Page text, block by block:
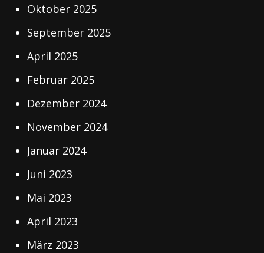
Oktober 2025
September 2025
April 2025
Februar 2025
Dezember 2024
November 2024
Januar 2024
Juni 2023
Mai 2023
April 2023
März 2023